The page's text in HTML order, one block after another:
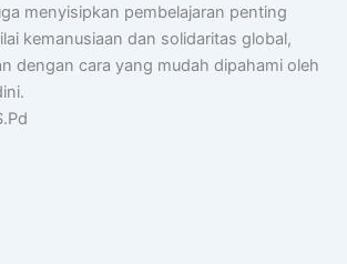
menyisipkan pembelajaran penting
kemanusiaan dan solidaritas global,
dengan cara yang mudah dipahami oleh